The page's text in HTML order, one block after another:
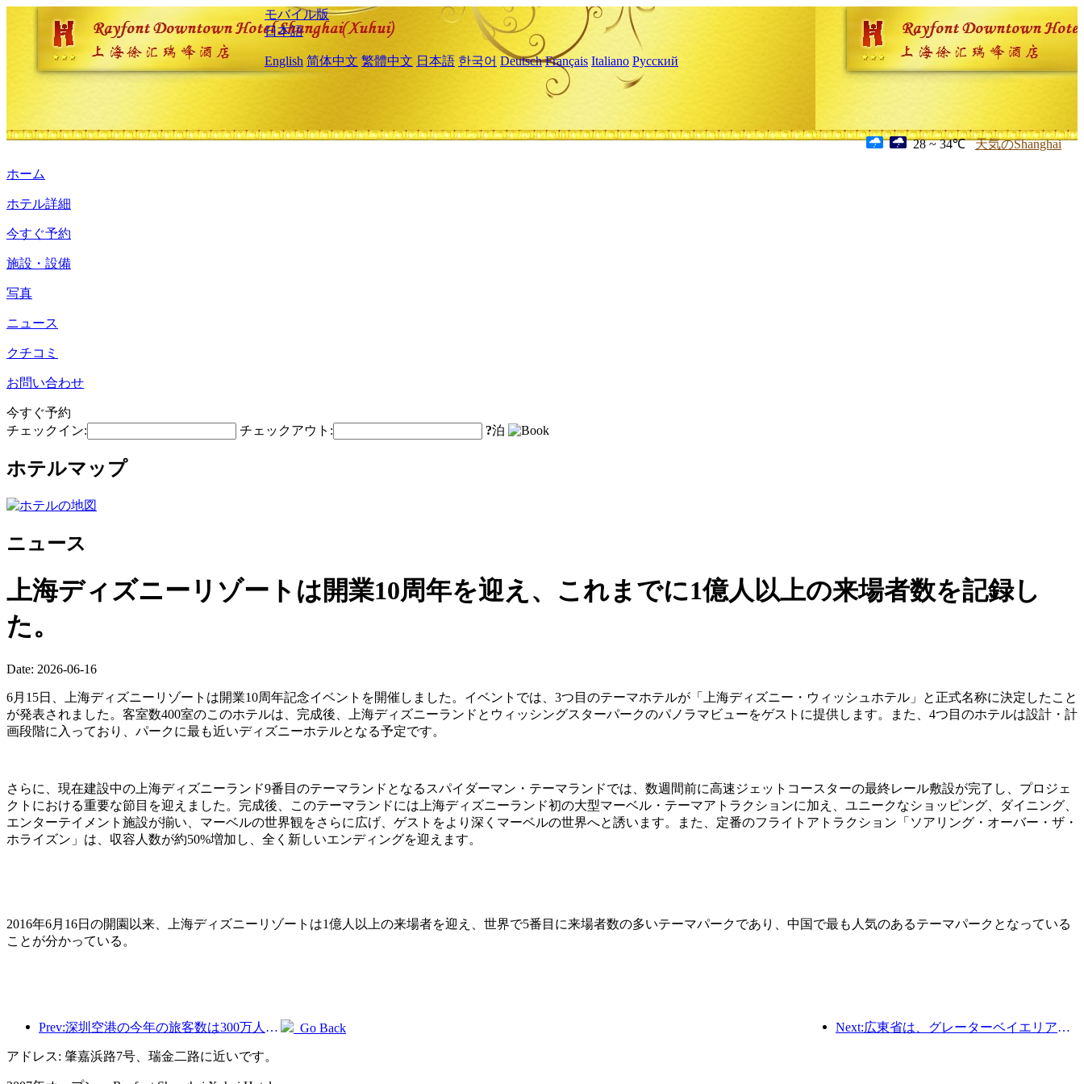
モバイル版
日本語
English 简体中文 繁體中文 日本語 한국어 Deutsch Français Italiano Русский
28 ~ 34℃ 天気のShanghai
ホーム
ホテル詳細
今すぐ予約
施設・設備
写真
ニュース
クチコミ
お問い合わせ
今すぐ予約
チェックイン:
チェックアウト: ?泊
ホテルマップ
ニュース
上海ディズニーリゾートは開業10周年を迎え、これまでに1億人以上の来場者数を記録し
た。
Date: 2026-06-16
6月15日、上海ディズニーリゾートは開業10周年記念イベントを開催しました。イベントでは、3つ目のテーマホテルが「上海ディズニー・ウィッシュホテル」と正式名称に決定したこと
が発表されました。客室数400室のこのホテルは、完成後、上海ディズニーランドとウィッシングスターパークのパノラマビューをゲストに提供します。また、4つ目のホテルは設計・計
画段階に入っており、パークに最も近いディズニーホテルとなる予定です。
さらに、現在建設中の上海ディズニーランド9番目のテーマランドとなるスパイダーマン・テーマランドでは、数週間前に高速ジェットコースターの最終レール敷設が完了し、プロジェ
クトにおける重要な節目を迎えました。完成後、このテーマランドには上海ディズニーランド初の大型マーベル・テーマアトラクションに加え、ユニークなショッピング、ダイニング、
エンターテイメント施設が揃い、マーベルの世界観をさらに広げ、ゲストをより深くマーベルの世界へと誘います。また、定番のフライトアトラクション「ソアリング・オーバー・ザ・
ホライズン」は、収容人数が約50%増加し、全く新しいエンディングを迎えます。
2016年6月16日の開園以来、上海ディズニーリゾートは1億人以上の来場者を迎え、世界で5番目に来場者数の多いテーマパークであり、中国で最も人気のあるテーマパークとなっている
ことが分かっている。
Prev:深圳空港の今年の旅客数は300万人を超え、同期間の新記録を樹立した。 Next:広東省は、グレーターベイエリアを世界クラスの観光地にするためのサービス産業能力拡大計画を発表した。
Go Back
アドレス: 肇嘉浜路7号、瑞金二路に近いです。